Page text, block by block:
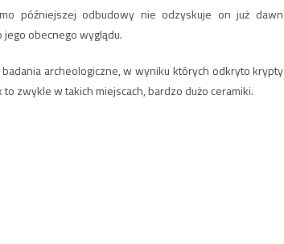
późniejszej odbudowy nie odzyskuje on już
obecnego wyglądu.
archeologiczne, w wyniku których odkryto
zwykle w takich miejscach, bardzo dużo ceramiki.